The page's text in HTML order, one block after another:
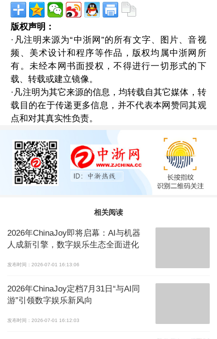
版权声明：
·凡注明来源为“中浙网”的所有文字、图片、音视
频、美术设计和程序等作品，版权均属中浙网所
有。未经本网书面授权，不得进行一切形式的下
载、转载或建立镜像。
·凡注明为其它来源的信息，均转载自其它媒体，转
载目的在于传递更多信息，并不代表本网赞同其观
点和对其真实性负责。
相关阅读
2026年ChinaJoy即将启幕：AI与机器
人成新引擎，数字娱乐生态全面进化
发布时间：2026-07-01 16:13:06
2026年ChinaJoy定档7月31日“与AI同
游”引领数字娱乐新风向
发布时间：2026-07-01 16:12:03